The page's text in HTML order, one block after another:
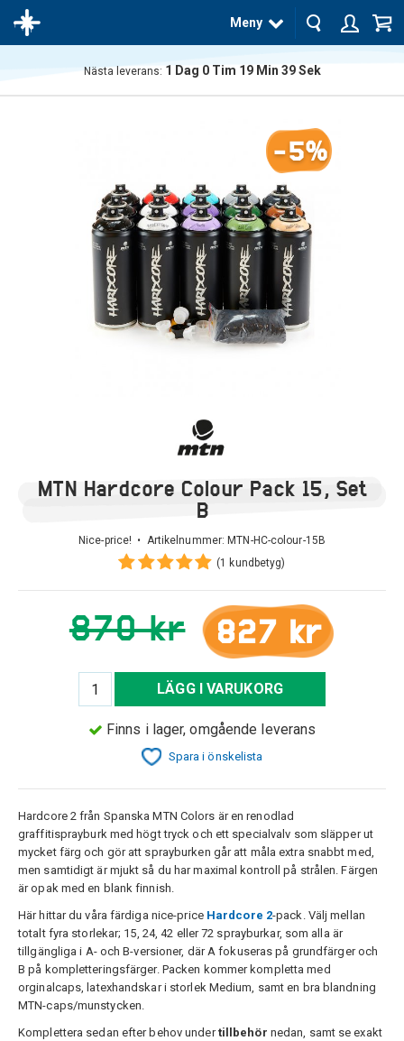
Meny
Nästa leverans: 1 Dag 0Tim 19Min 38Sek
-5%
MTN Hardcore Colour Pack 15, Set
B
Nice-price! • Artikelnummer: MTN-HC-colour-15B
(1 kundbetyg)
870 kr 827 kr
LÄGG I VARUKORG
Finns i lager, omgående leverans
Spara i önskelista
Hardcore 2 från Spanska MTN Colors är en renodlad
graffitisprayburk med högt tryck och ett specialvalv som släpper ut
mycket färg och gör att sprayburken går att måla extra snabbt med,
men samtidigt är mjukt så du har maximal kontroll på strålen. Färgen
är opak med en blank finnish.
Här hittar du våra färdiga nice-price Hardcore 2-pack. Välj mellan
totalt fyra storlekar; 15, 24, 42 eller 72 sprayburkar, som alla är
tillgängliga i A- och B-versioner, där A fokuseras på grundfärger och
B på kompletteringsfärger. Packen kommer kompletta med
orginalcaps, latexhandskar i storlek Medium, samt en bra blandning
MTN-caps/munstycken.
Komplettera sedan efter behov undertillbehör nedan, samt se exakt